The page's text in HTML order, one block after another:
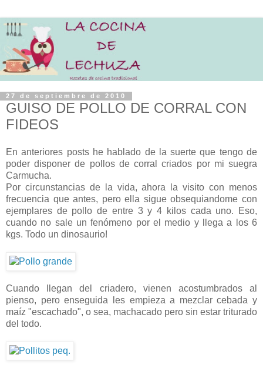
27 de septiembre de 2010
GUISO DE POLLO DE CORRAL CON
FIDEOS
En anteriores posts he hablado de la suerte que tengo de
poder disponer de pollos de corral criados por mi suegra
Carmucha.
Por circunstancias de la vida, ahora la visito con menos
frecuencia que antes, pero ella sigue obsequiandome con
ejemplares de pollo de entre 3 y 4 kilos cada uno. Eso,
cuando no sale un fenómeno por el medio y llega a los 6
kgs. Todo un dinosaurio!
Cuando llegan del criadero, vienen acostumbrados al
pienso, pero enseguida les empieza a mezclar cebada y
maíz "escachado", o sea, machacado pero sin estar triturado
del todo.